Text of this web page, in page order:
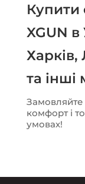
Купити
XGUN в
Харків,
та інші
Замовляйте
комфорт і
умовах!